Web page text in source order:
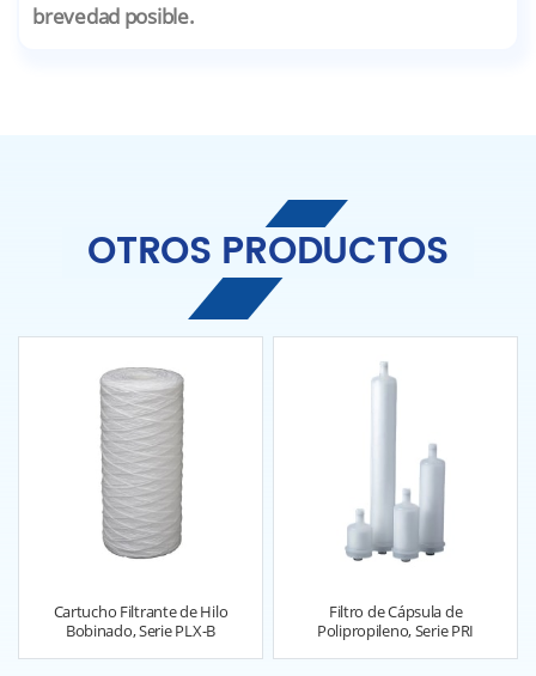
brevedad posible.
OTROS PRODUCTOS
Cartucho Filtrante de Hilo
Bobinado, Serie PLX-B
Filtro de Cápsula de
Polipropileno, Serie PRI